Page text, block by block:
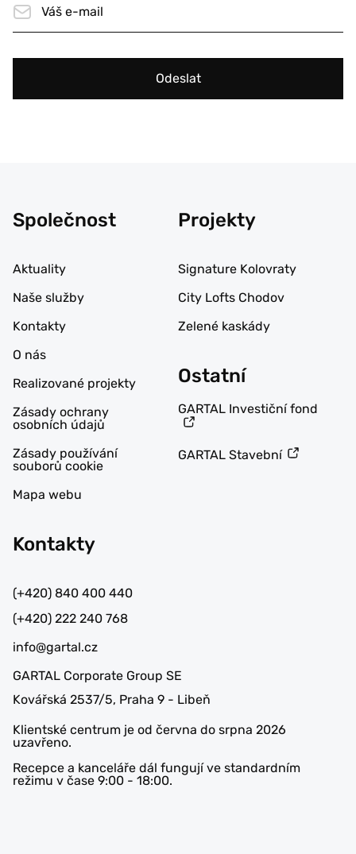
Odeslat
Společnost
Aktuality
Naše služby
Kontakty
O nás
Realizované projekty
Zásady ochrany
osobních údajů
Zásady používání
souborů cookie
Mapa webu
Projekty
Signature Kolovraty
City Lofts Chodov
Zelené kaskády
Ostatní
GARTAL Investiční fond
GARTAL Stavební
Kontakty
(+420) 840 400 440
(+420) 222 240 768
info@gartal.cz
GARTAL Corporate Group SE
Kovářská 2537/5, Praha 9 - Libeň
Klientské centrum je od června do srpna 2026
uzavřeno.
Recepce a kanceláře dál fungují ve standardním
režimu v čase 9:00 - 18:00.